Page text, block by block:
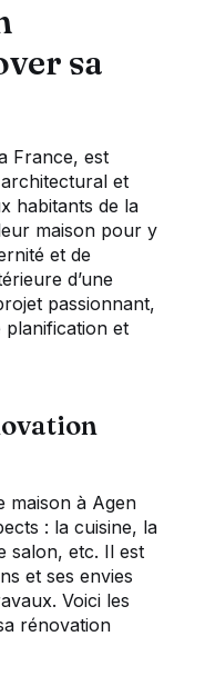
sa
France, est
et
habitants de la
maison pour y
et de
d’une
passionnant,
planification et
maison à Agen
: la cuisine, la
salon, etc. Il est
et ses envies
Voici les
rénovation